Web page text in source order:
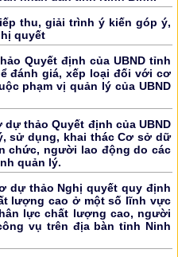
thu, giải trình ý kiến góp ý,
quyết
Quyết định của UBND tỉnh
đánh giá, xếp loại đối với cơ
phạm vị quản lý của UBND
thảo Quyết định của UBND
sử dụng, khai thác Cơ sở dữ
chức, người lao động do các
quản lý.
dự thảo Nghị quyết quy định
lượng cao ở một số lĩnh vực
lực chất lượng cao, người
vụ trên địa bàn tỉnh Ninh